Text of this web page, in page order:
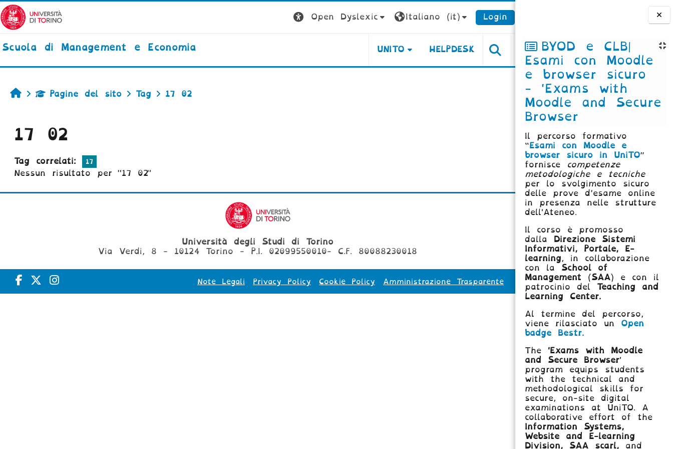
Vai al contenuto principale
Blocchi
BYOD e CLB|
Esami con Moodle
e browser sicuro
- 'Exams with
Moodle and Secure
Browser
Il percorso formativo
“Esami con Moodle e
browser sicuro in UniTO”
fornisce competenze
metodologiche e tecniche
per lo svolgimento sicuro
delle prove d’esame online
in presenza nelle strutture
dell'Ateneo.
Il corso è promosso
dalla
Direzione Sistemi
Informativi, Portale, E-
learning, in collaborazione
con la School of
Management (SAA) e con il
patrocinio del Teaching and
Learning Center.
Al termine del percorso,
viene rilasciato un Open
badge Bestr.
The 'Exams with Moodle
and Secure Browser'
program equips students
with the technical and
methodological skills for
secure, on-site digital
examinations at UniTO. A
collaborative effort of the
Information Systems,
Website and E-learning
Division,
SAA scarl, and
Open Dyslexic Italiano ‎(it)‎ Login
Scuola di Management e Economia UNITO HELPDESK
HomePagine del sito Tag 17 02
17 02
Tag correlati: 17
Nessun risultato per "17 02"
Università degli Studi di Torino
Via Verdi, 8 - 10124 Torino - P.I. 02099550010- C.F. 80088230018
Note Legali Privacy Policy Cookie Policy Amministrazione Trasparente